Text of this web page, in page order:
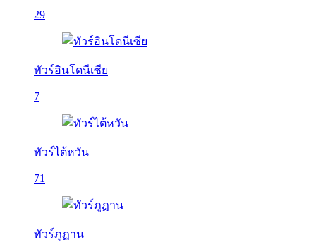
29
ทัวร์อินโดนีเซีย
7
ทัวร์ไต้หวัน
71
ทัวร์ภูฏาน